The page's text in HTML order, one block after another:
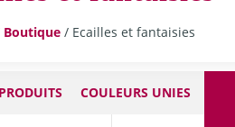
Boutique / Ecailles et fantaisies
COULEURS UNIES